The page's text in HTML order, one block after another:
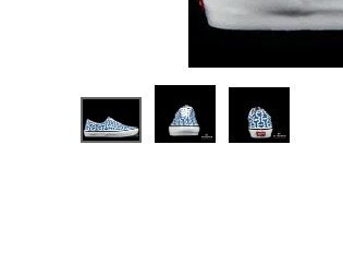
Tシャツ・ロングスリーブ